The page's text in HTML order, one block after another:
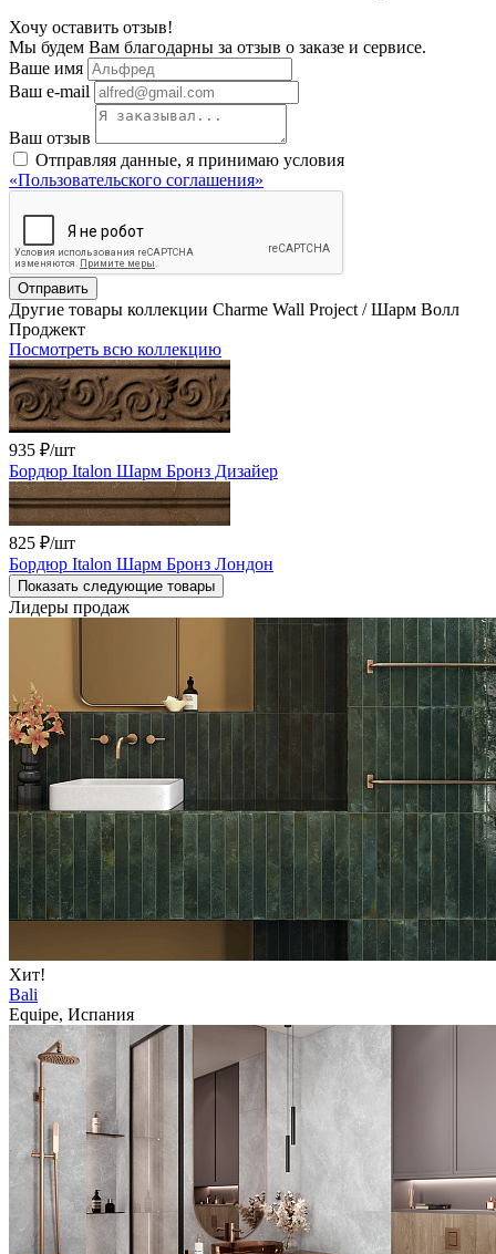
Хочу оставить отзыв!
Мы будем Вам благодарны за отзыв о заказе и сервисе.
Ваше имя
Ваш e-mail
Ваш отзыв
Отправляя данные, я принимаю условия
«Пользовательского соглашения»
Отправить
Другие товары коллекции Charme Wall Project / Шарм Волл
Проджект
Посмотреть всю коллекцию
935 ₽/шт
Бордюр Italon Шарм Бронз Дизайер
825 ₽/шт
Бордюр Italon Шарм Бронз Лондон
Показать следующие товары
Лидеры продаж
Хит!
Bali
Equipe, Испания